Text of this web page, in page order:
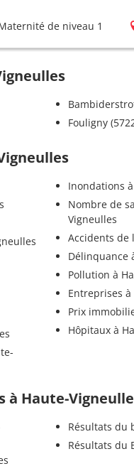
de niveau 1
Fouligny
Inondations
Nombre de
Vigneulles
Accidents de
Délinquance
Pollution à
Entreprises
Prix
Hôpitaux à
à Haute-
Résultats du
Résultats du